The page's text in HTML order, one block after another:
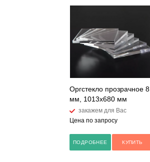
Оргстекло прозрачное 8
мм, 1013x680 мм
закажем для Вас
Цена по запросу
ПОДРОБНЕЕ КУПИТЬ